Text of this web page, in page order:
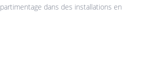
dans des installations en